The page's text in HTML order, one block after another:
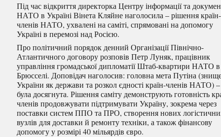
Під час відкриття директорка Центру інформації та
НАТО в Україні Вінета Кляйне наголосила – рішення країн-
членів НАТО, ухвалені на саміті, спрямовані на допомогу
Україні в перемозі над Росією.
Про політичний порядок денний Організації Північно-
Атлантичного договору розповів Петр Луняк, працівник
управління громадської дипломатії Штаб-квартири НАТО в
Брюсселі. Доповідач наголосив: головна мета Путіна
України як держави та розкол єдності країн-членів НАТО)
була досягнута. Рішення саміту демонструють готовність
членів продовжувати підтримувати Україну, зокрема через
поставки систем ППО та ПРО, створення нових
вузлів для доставки й ремонту техніки, а також фінансову
допомогу у розмірі 40 мільярдів євро.